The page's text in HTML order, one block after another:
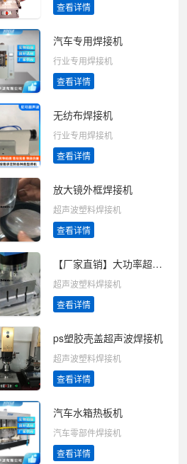
查看详情
汽车专用焊接机
行业专用焊接机
查看详情
无纺布焊接机
行业专用焊接机
查看详情
放大镜外框焊接机
超声波塑料焊接机
查看详情
【厂家直销】大功率超声波焊接机
超声波塑料焊接机
查看详情
ps塑胶壳盖超声波焊接机
超声波塑料焊接机
查看详情
汽车水箱热板机
汽车零部件焊接机
查看详情